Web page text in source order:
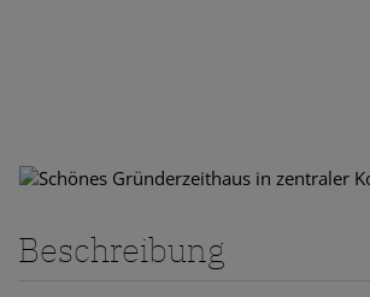
Beschreibung